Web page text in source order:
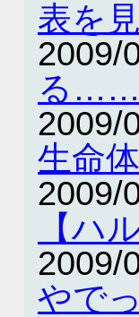
表を
2009/
る……
2009/
生命
2009/
【ハ
2009/
やでっ